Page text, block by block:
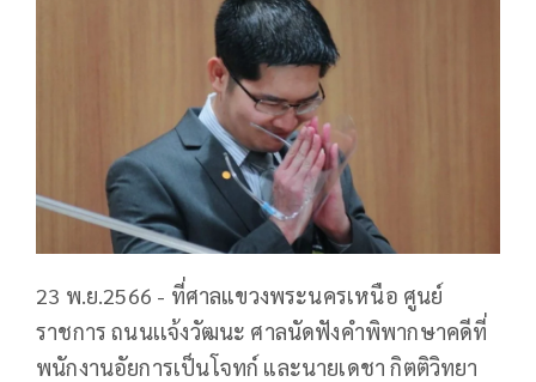
23 พ.ย.2566 - ที่ศาลแขวงพระนครเหนือ ศูนย์
ราชการ ถนนเเจ้งวัฒนะ ศาลนัดฟังคำพิพากษาคดีที่
พนักงานอัยการเป็นโจทก์ และนายเดชา กิตติวิทยา